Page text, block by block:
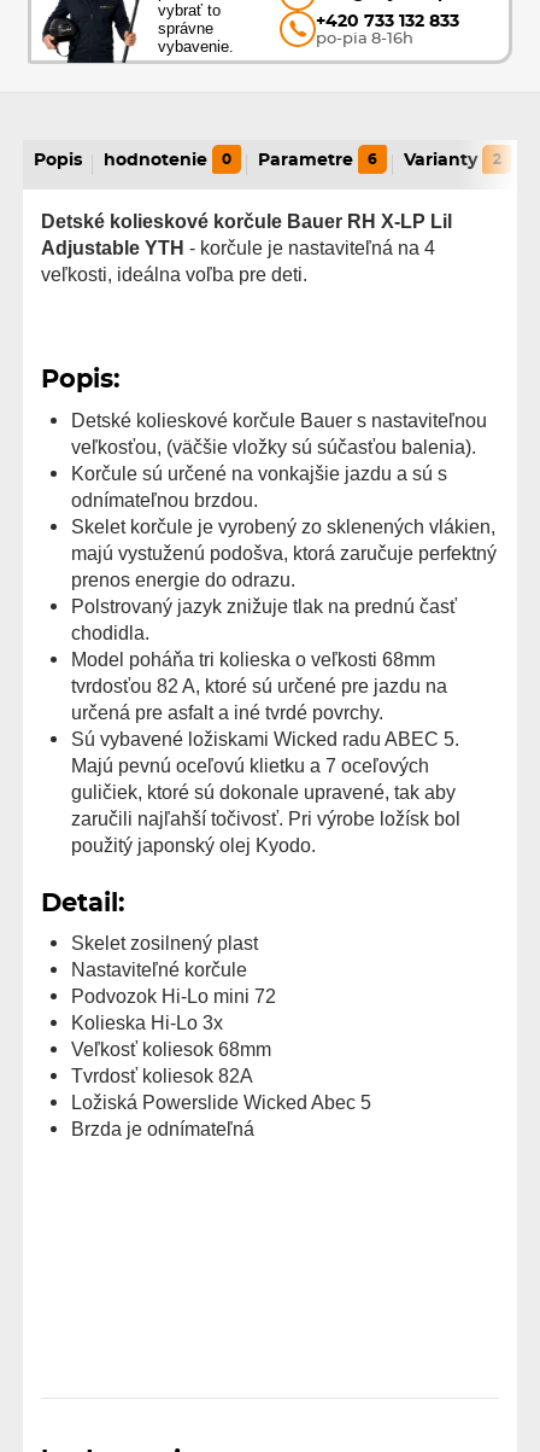
vybrať to
správne
vybavenie.
+420 733 132 833
po-pia 8-16h
Popis hodnotenie 0 Parametre 6 Varianty 2
Detské kolieskové korčule Bauer RH X-LP Lil
Adjustable YTH - korčule je nastaviteľná na 4
veľkosti, ideálna voľba pre deti.
Popis:
Detské kolieskové korčule Bauer s nastaviteľnou
veľkosťou, (väčšie vložky sú súčasťou balenia).
Korčule sú určené na vonkajšie jazdu a sú s
odnímateľnou brzdou.
Skelet korčule je vyrobený zo sklenených vlákien,
majú vystuženú podošva, ktorá zaručuje perfektný
prenos energie do odrazu.
Polstrovaný jazyk znižuje tlak na prednú časť
chodidla.
Model poháňa tri kolieska o veľkosti 68mm
tvrdosťou 82 A, ktoré sú určené pre jazdu na
určená pre asfalt a iné tvrdé povrchy.
Sú vybavené ložiskami Wicked radu ABEC 5.
Majú pevnú oceľovú klietku a 7 oceľových
guličiek, ktoré sú dokonale upravené, tak aby
zaručili najľahší točivosť. Pri výrobe ložísk bol
použitý japonský olej Kyodo.
Detail:
Skelet zosilnený plast
Nastaviteľné korčule
Podvozok Hi-Lo mini 72
Kolieska Hi-Lo 3x
Veľkosť koliesok 68mm
Tvrdosť koliesok 82A
Ložiská Powerslide Wicked Abec 5
Brzda je odnímateľná